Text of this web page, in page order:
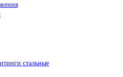
стальные